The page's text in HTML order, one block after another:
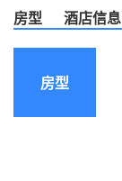
房型 酒店信息
房型